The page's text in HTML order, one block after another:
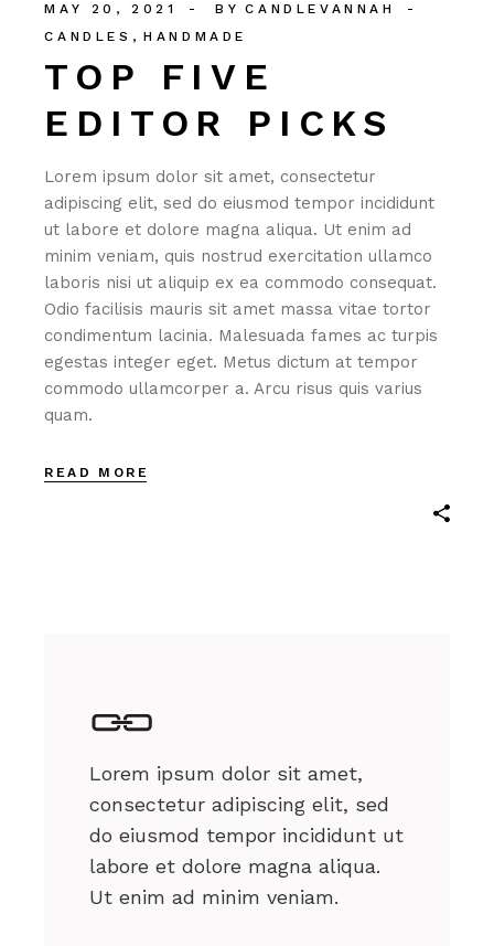
MAY 20, 2021 BY CANDLEVANNAH
CANDLES
HANDMADE
TOP FIVE
EDITOR PICKS
Lorem ipsum dolor sit amet, consectetur
adipiscing elit, sed do eiusmod tempor incididunt
ut labore et dolore magna aliqua. Ut enim ad
minim veniam, quis nostrud exercitation ullamco
laboris nisi ut aliquip ex ea commodo consequat.
Odio facilisis mauris sit amet massa vitae tortor
condimentum lacinia. Malesuada fames ac turpis
egestas integer eget. Metus dictum at tempor
commodo ullamcorper a. Arcu risus quis varius
quam.
READ MORE
Lorem ipsum dolor sit amet,
consectetur adipiscing elit, sed
do eiusmod tempor incididunt ut
labore et dolore magna aliqua.
Ut enim ad minim veniam.